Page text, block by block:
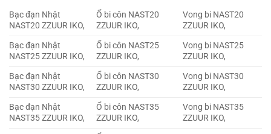
Bạc đạn Nhật
NAST20 ZZUUR IKO,
Ổ bi côn NAST20
ZZUUR IKO,
Vong bi NAST20
ZZUUR IKO,
Bạc đạn Nhật
NAST25 ZZUUR IKO,
Ổ bi côn NAST25
ZZUUR IKO,
Vong bi NAST25
ZZUUR IKO,
Bạc đạn Nhật
NAST30 ZZUUR IKO,
Ổ bi côn NAST30
ZZUUR IKO,
Vong bi NAST30
ZZUUR IKO,
Bạc đạn Nhật
NAST35 ZZUUR IKO,
Ổ bi côn NAST35
ZZUUR IKO,
Vong bi NAST35
ZZUUR IKO,